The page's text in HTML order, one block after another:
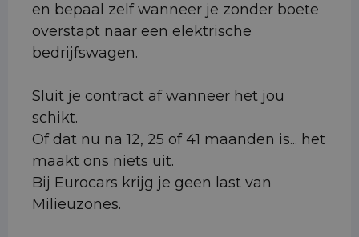
en bepaal zelf wanneer je zonder boete
overstapt naar een elektrische
bedrijfswagen.
Sluit je contract af wanneer het jou
schikt.
Of dat nu na 12, 25 of 41 maanden is... het
maakt ons niets uit.
Bij Eurocars krijg je geen last van
Milieuzones.